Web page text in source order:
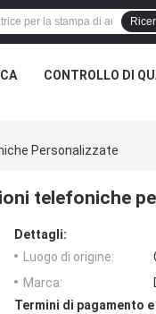
CONTROLLO DI
Personalizzate
telefoniche
Dettagli:
Luogo di origine:
Marca:
Termini di pagamento